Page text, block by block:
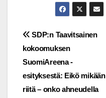
Post
navigation
SDP:n Taavitsainen
kokoomuksen
SuomiAreena -
esityksestä: Eikö mikään
riitä – onko ahneudella